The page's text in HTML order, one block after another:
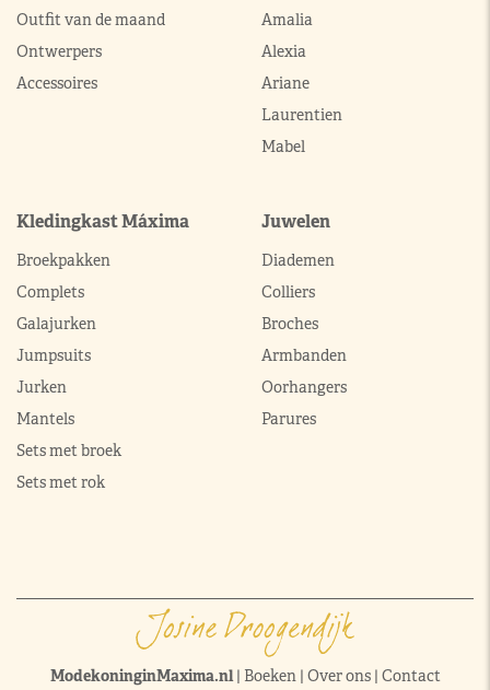
Outfit van de maand
Ontwerpers
Accessoires
Amalia
Alexia
Ariane
Laurentien
Mabel
Kledingkast Máxima
Broekpakken
Complets
Galajurken
Jumpsuits
Jurken
Mantels
Sets met broek
Sets met rok
Juwelen
Diademen
Colliers
Broches
Armbanden
Oorhangers
Parures
ModekoninginMaxima.nl| Boeken| Over ons| Contact